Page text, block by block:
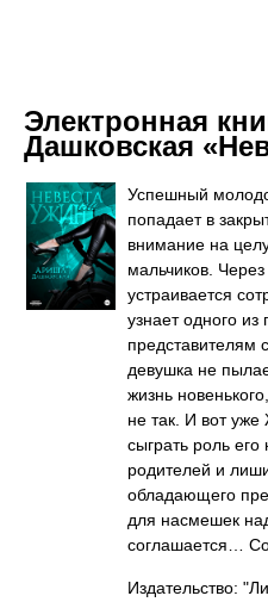
Электронная
Дашковская
Успешный
попадает в
внимание на
мальчиков.
устраивается
узнает одного
представителям
девушка не
жизнь
не так. И вот
сыграть роль его
родителей и
обладающего
для насмешек
соглашается…
Издательство: